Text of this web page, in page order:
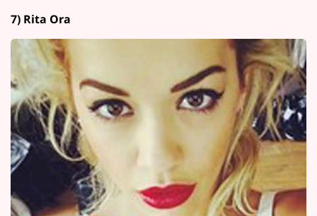
7) Rita Ora